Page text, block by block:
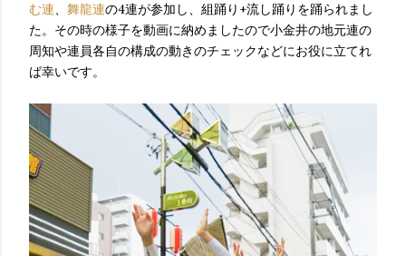
む連、 舞龍連の4連が参加し、組踊り+流し踊りを踊られまし
た。その時の様子を動画に納めましたので小金井の地元連の
周知や連員各自の構成の動きのチェックなどにお役に立てれ
ば幸いです。